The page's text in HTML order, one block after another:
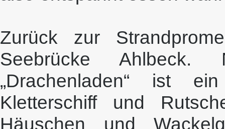
Zurück zur
Seebrücke
„Drachenladen“ ist
Kletterschiff und
Häuschen und